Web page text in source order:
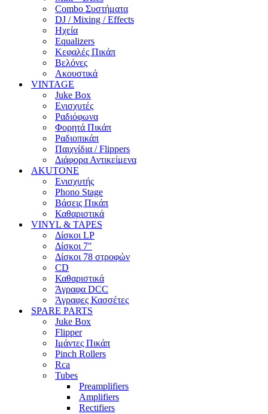
Combo Συστήματα
DJ / Mixing / Effects
Ηχεία
Equalizers
Κεφαλές Πικάπ
Βελόνες
Ακουστικά
VINTAGE
Juke Box
Ενισχυτές
Ραδιόφωνα
Φορητά Πικάπ
Ραδιοπικάπ
Παιχνίδια / Flippers
Διάφορα Αντικείμενα
AKUTONE
Ενισχυτής
Phono Stage
Βάσεις Πικάπ
Καθαριστικά
VINYL & TAPES
Δίσκοι LP
Δίσκοι 7″
Δίσκοι 78 στροφών
CD
Καθαριστικά
Άγραφα DCC
Άγραφες Κασσέτες
SPARE PARTS
Juke Box
Flipper
Ιμάντες Πικάπ
Pinch Rollers
Rca
Tubes
Preamplifiers
Amplifiers
Rectifiers